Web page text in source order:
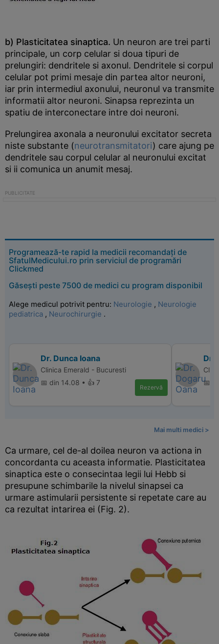
b) Plasticitatea sinaptica. Un neuron are trei parti
principale, un corp celular si doua tipuri de
prelungiri: dendritele si axonul. Dendritele si corpul
celular pot primi mesaje din partea altor neuroni,
iar prin intermediul axonului, neuronul va transmite
informatii altor neuroni. Sinapsa reprezinta un
spatiu de interconectare intre doi neuroni.
Prelungirea axonala a neuronului excitator secreta
niste substante (neurotransmitatori) care ajung pe
dendritele sau corpul celular al neuronului excitat
si ii comunica un anumit mesaj.
Programează-te rapid la medicii recomandați de
SfatulMedicului.ro prin serviciul de programări
Clickmed
Găsești peste 7500 de medici cu program disponibil
Alege medicul potrivit pentru: Neurologie , Neurologie
pediatrica , Neurochirurgie .
Dr. Dunca Ioana
Clinica Emerald - Bucuresti
📅 din 14.08 • 👍 7
Rezervă
Dr.
📅
Mai multi medici >
Ca urmare, cel de-al doilea neuron va actiona in
concordanta cu aceasta informatie. Plasticitatea
sinaptica este o consecintaa legii lui Hebb si
presupune schimbarile la nivelul sinapsei ca
urmare astimularii persistente si repetate care au
ca rezultat intarirea ei (Fig. 2).